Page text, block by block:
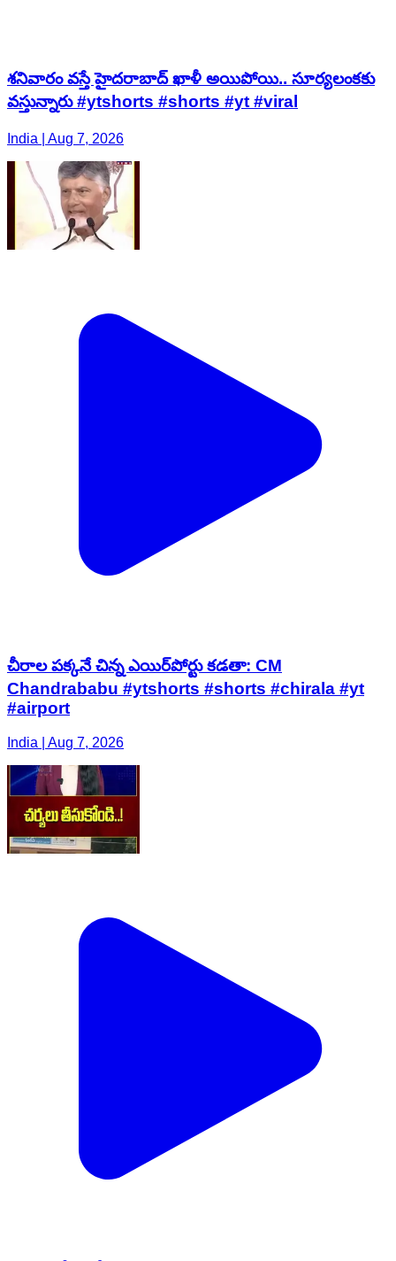
శ‌నివారం వ‌స్తే హైద‌రాబాద్ ఖాళీ అయిపోయి.. సూర్య‌లంకకు
వ‌స్తున్నారు #ytshorts #shorts #yt #viral
India | Aug 7, 2026
చీరాల ప‌క్క‌నే చిన్న ఎయిర్‌పోర్టు క‌డ‌తా: CM
Chandrababu #ytshorts #shorts #chirala #yt
#airport
India | Aug 7, 2026